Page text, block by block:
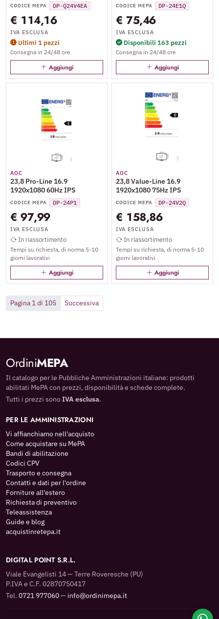
CODICE MEPA DP-Q24V4EA
€ 114,16
IVA ESCLUSA
Ultimi 1 pezzi
Consegna in 24/48 ore
Aggiungi
CODICE MEPA DP-24E1Q
€ 75,46
IVA ESCLUSA
Disponibili 163 pezzi
Consegna in 24/48 ore
Aggiungi
AOC
23,8 Pro-Line 16.9
1920x1080 60Hz IPS
CODICE MEPA DP-24P1
€ 97,99
IVA ESCLUSA
In riassortimento
Tempi su richiesta, di norma 5-10
giorni lavorativi
Aggiungi
AOC
23,8 Value-Line 16.9
1920x1080 75Hz IPS
CODICE MEPA DP-24V2Q
€ 158,86
IVA ESCLUSA
In riassortimento
Tempi su richiesta, di norma 5-10
giorni lavorativi
Aggiungi
Pagina 1 di 105 Successiva
OrdiniMEPA
Il catalogo per le Pubbliche Amministrazioni italiane: prodotti
abilitati MePA con prezzi, disponibilità e schede complete.
Tutti i prezzi sonoIVA esclusa.
PER LE AMMINISTRAZIONI
Vi affianchiamo nell'acquisto
Come acquistare su MePA
Bandi di abilitazione
Codici CPV
Trasporto e consegna
Contatti e dati per l'ordine
Forniture all'estero
Richiesta di preventivo
Teleassistenza
Guide e blog
acquistinretepa.it
DIGITAL POINT S.R.L.
Viale Evangelisti 14 — Terre Roveresche (PU)
P.IVA e C.F. 02870750417
Tel. 0721 977060— info@ordinimepa.it